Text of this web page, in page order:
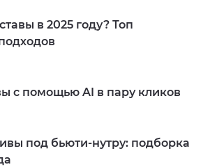
в 2025 году? Топ
с помощью AI в пару кликов
под бьюти-нутру: подборка